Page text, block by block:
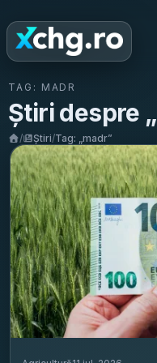
TAG: MADR
Știri despre „
/ Știri/Tag: „madr”